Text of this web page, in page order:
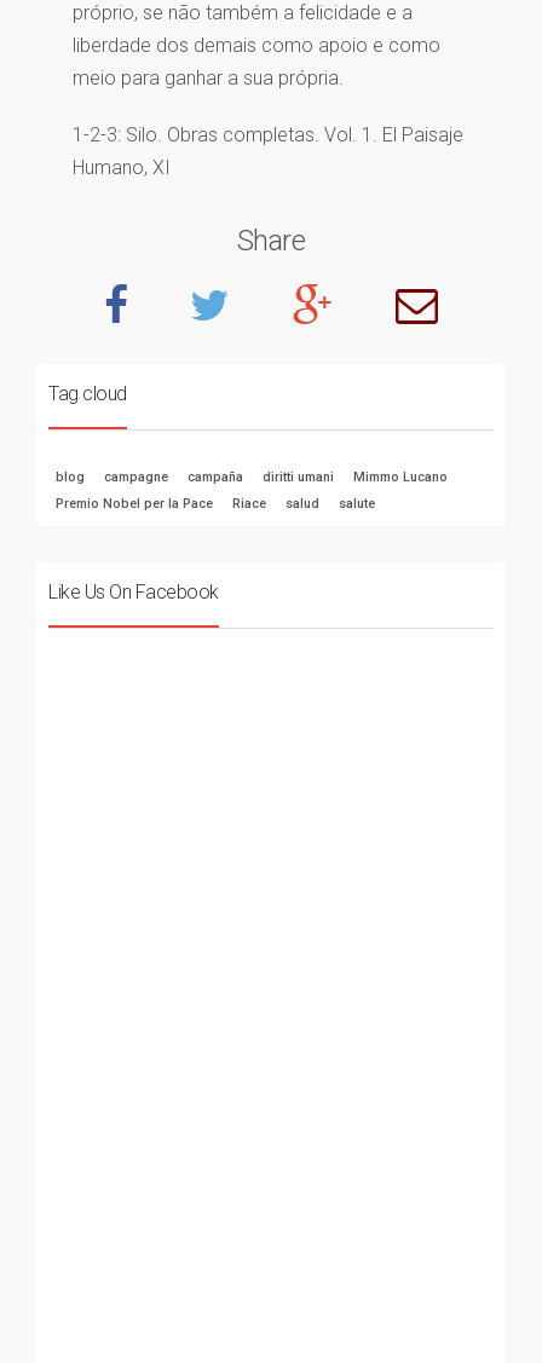
próprio, se não também a felicidade e a
liberdade dos demais como apoio e como
meio para ganhar a sua própria.
1-2-3: Silo. Obras completas. Vol. 1. El Paisaje
Humano, XI
Share
Tag cloud
blog campagne campaña diritti umani
Mimmo Lucano
Premio Nobel per la Pace
Riace salud salute
Like Us On Facebook